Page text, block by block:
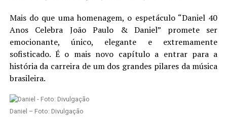
Mais do que uma homenagem, o espetáculo “Daniel 40
Anos Celebra João Paulo & Daniel” promete ser
emocionante, único, elegante e extremamente
sofisticado. É o mais novo capítulo a entrar para a
história da carreira de um dos grandes pilares da música
brasileira.
Daniel – Foto: Divulgação